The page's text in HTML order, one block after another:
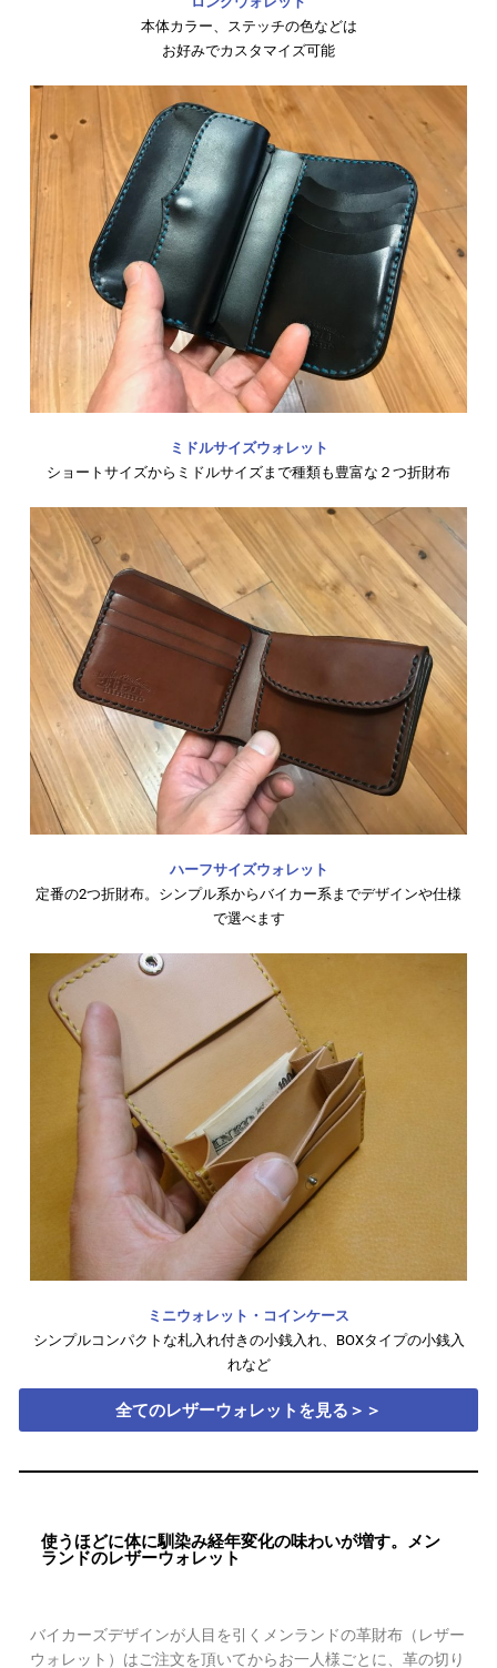
本体カラー、ステッチの色などは
お好みでカスタマイズ可能
ミドルサイズウォレット
ショートサイズからミドルサイズまで種類も豊富な２つ折財布
ハーフサイズウォレット
定番の2つ折財布。シンプル系からバイカー系までデザインや仕様
で選べます
ミニウォレット・コインケース
シンプルコンパクトな札入れ付きの小銭入れ、BOXタイプの小銭入
れなど
全てのレザーウォレットを見る＞＞
使うほどに体に馴染み経年変化の味わいが増す。メン
ランドのレザーウォレット
バイカーズデザインが人目を引くメンランドの革財布（レザー
ウォレット）はご注文を頂いてからお一人様ごとに、革の切り